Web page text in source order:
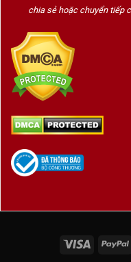
chia sẻ hoặc chuyển tiếp
Visa